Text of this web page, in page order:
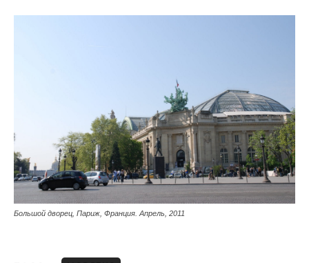
Большой дворец, Париж, Франция. Апрель, 2011